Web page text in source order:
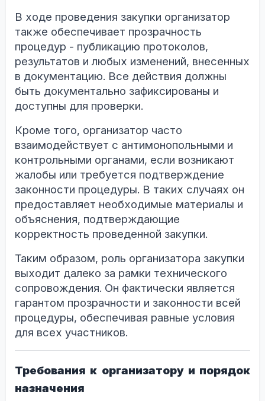
В ходе проведения закупки организатор
также обеспечивает прозрачность
процедур - публикацию протоколов,
результатов и любых изменений, внесенных
в документацию. Все действия должны
быть документально зафиксированы и
доступны для проверки.
Кроме того, организатор часто
взаимодействует с антимонопольными и
контрольными органами, если возникают
жалобы или требуется подтверждение
законности процедуры. В таких случаях он
предоставляет необходимые материалы и
объяснения, подтверждающие
корректность проведенной закупки.
Таким образом, роль организатора закупки
выходит далеко за рамки технического
сопровождения. Он фактически является
гарантом прозрачности и законности всей
процедуры, обеспечивая равные условия
для всех участников.
Требования к организатору и порядок
назначения